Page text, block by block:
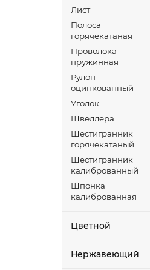
Лист
Полоса
горячекатаная
Проволока
пружинная
Рулон
оцинкованный
Уголок
Швеллера
Шестигранник
горячекатаный
Шестигранник
калиброванный
Шпонка
калиброванная
Цветной
Нержавеющий